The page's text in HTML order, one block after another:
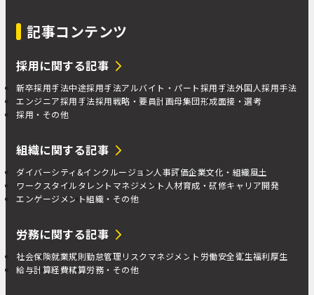
記事コンテンツ
採用に関する記事
新卒採用手法中途採用手法アルバイト・パート採用手法外国人採用手法
エンジニア採用手法採用戦略・要員計画母集団形成面接・選考
採用・その他
組織に関する記事
ダイバーシティ&インクルージョン人事評価企業文化・組織風土
ワークスタイルタレントマネジメント 人材育成・研修キャリア開発
エンゲージメント組織・その他
労務に関する記事
社会保険就業規則勤怠管理 リスクマネジメント 労働安全衛生福利厚生
給与計算経費精算労務・その他